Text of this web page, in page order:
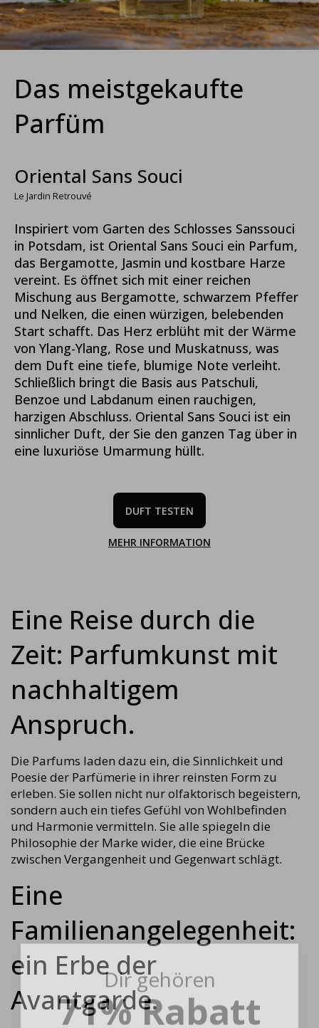
Das meistgekaufte
Parfüm
Oriental Sans Souci
Le Jardin Retrouvé
Inspiriert vom Garten des Schlosses Sanssouci
in Potsdam, ist Oriental Sans Souci ein Parfum,
das Bergamotte, Jasmin und kostbare Harze
vereint. Es öffnet sich mit einer reichen
Mischung aus Bergamotte, schwarzem Pfeffer
und Nelken, die einen würzigen, belebenden
Start schafft. Das Herz erblüht mit der Wärme
von Ylang-Ylang, Rose und Muskatnuss, was
dem Duft eine tiefe, blumige Note verleiht.
Schließlich bringt die Basis aus Patschuli,
Benzoe und Labdanum einen rauchigen,
harzigen Abschluss. Oriental Sans Souci ist ein
sinnlicher Duft, der Sie den ganzen Tag über in
eine luxuriöse Umarmung hüllt.
DUFT TESTEN
MEHR INFORMATION
Eine Reise durch die
Zeit: Parfumkunst mit
nachhaltigem
Anspruch.
Die Parfums laden dazu ein, die Sinnlichkeit und
Poesie der Parfümerie in ihrer reinsten Form zu
erleben. Sie sollen nicht nur olfaktorisch begeistern,
sondern auch ein tiefes Gefühl von Wohlbefinden
und Harmonie vermitteln. Sie alle spiegeln die
Philosophie der Marke wider, die eine Brücke
zwischen Vergangenheit und Gegenwart schlägt.
Eine
Familienangelegenheit:
ein Erbe der
Avantgarde.
Dir gehören
71% Rabatt